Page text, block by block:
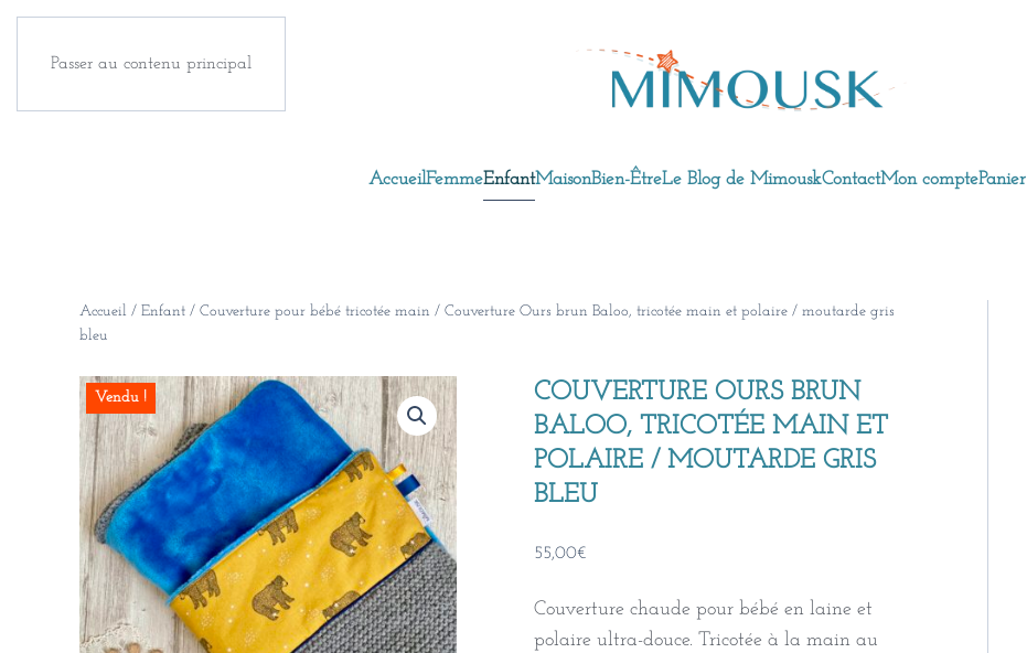
Passer au contenu principal
AccueilFemmeEnfantMaisonBien-ÊtreLe Blog de MimouskContactMon comptePanier
Accueil / Enfant / Couverture pour bébé tricotée main / Couverture Ours brun Baloo, tricotée main et polaire / moutarde gris
bleu
Vendu !
COUVERTURE OURS BRUN
BALOO, TRICOTÉE MAIN ET
POLAIRE / MOUTARDE GRIS
BLEU
55,00€
Couverture chaude pour bébé en laine et
polaire ultra-douce. Tricotée à la main au